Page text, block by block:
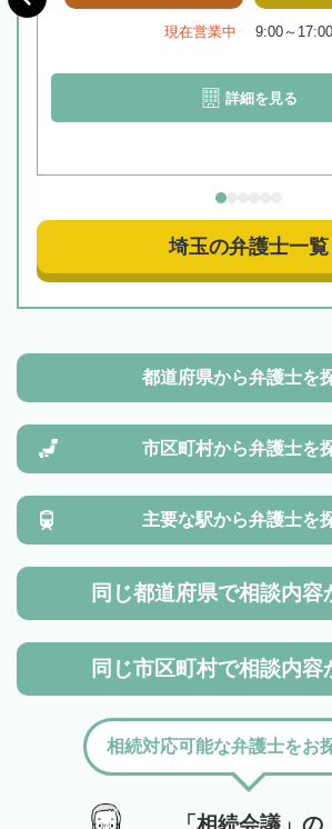
現在営業中 9:00～17:00
詳細を見る
埼玉の弁護士一覧
都道府県から弁護士を
市区町村から弁護士を
主要な駅から弁護士を
同じ都道府県で相談内容
同じ市区町村で相談内容
「相続会議」の
相続対応可能な弁護士をお